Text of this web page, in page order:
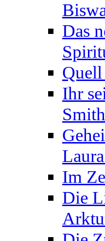
Das
Ihr
Im
Die